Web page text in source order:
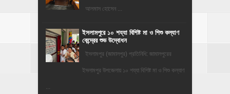
‎​আলমাস হোসেন ...
ইসলামপুরে ১০ শয্যা বিশিষ্ট মা ও শিশু কল্যাণ
কেন্দ্রের শুভ উদ্বোধন
ইসলামপুর (জামালপুর) প্রতিনিধি: জামালপুরের
ইসলামপুর উপজেলায় ১০ শয্যা বিশিষ্ট মা ও শিশু কল্যাণ
...